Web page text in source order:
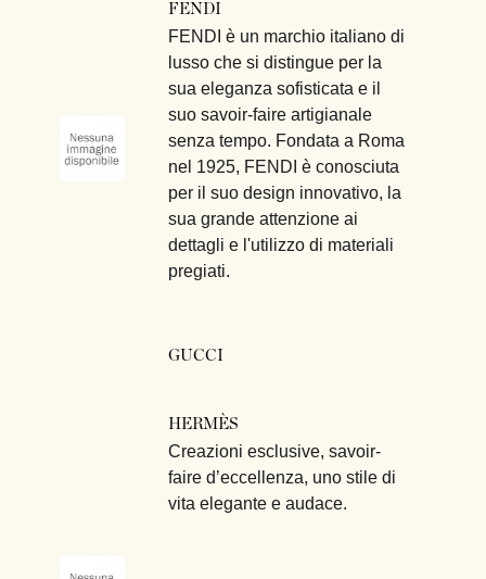
FENDI
FENDI è un marchio italiano di
lusso che si distingue per la
sua eleganza sofisticata e il
suo savoir-faire artigianale
senza tempo. Fondata a Roma
nel 1925, FENDI è conosciuta
per il suo design innovativo, la
sua grande attenzione ai
dettagli e l'utilizzo di materiali
pregiati.
GUCCI
HERMÈS
Creazioni esclusive, savoir-
faire d’eccellenza, uno stile di
vita elegante e audace.